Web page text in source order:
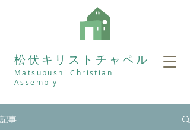
松伏キリストチャペル
Matsubushi Christian
Assembly
記事